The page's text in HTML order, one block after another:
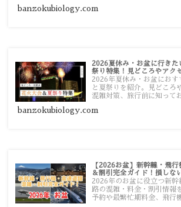
す。
banzokubiology.com
2026夏休み・お盆に行きた
祭り特集！見どころやアク
2026年夏休み・お盆におす
と夏祭りを紹介。見どころ
混雑対策、旅行前に知って
banzokubiology.com
【2026お盆】新幹線・飛
＆割引完全ガイド！損しな
2026年のお盆に役立つ新幹
路の混雑・料金・割引情報
予約や最繁忙期料金、飛行